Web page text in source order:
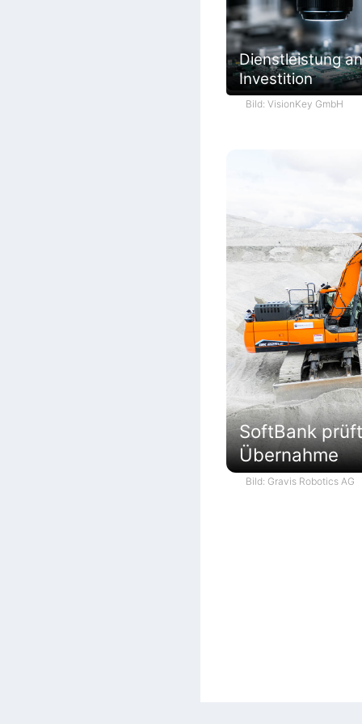
Dienstleistung
Investition
Bild: VisionKey GmbH
SoftBank
Übernahme
Bild: Gravis Robotics AG